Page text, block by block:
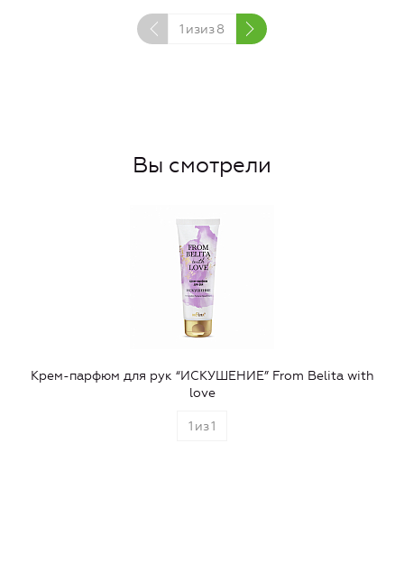
1 изиз8
Вы смотрели
Крем-парфюм для рук “ИСКУШЕНИЕ” From Belita with
love
1 из1